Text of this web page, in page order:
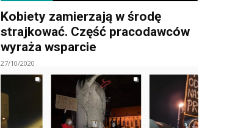
Kobiety zamierzają w środę
strajkować. Część pracodawców
wyraża wsparcie
27/10/2020